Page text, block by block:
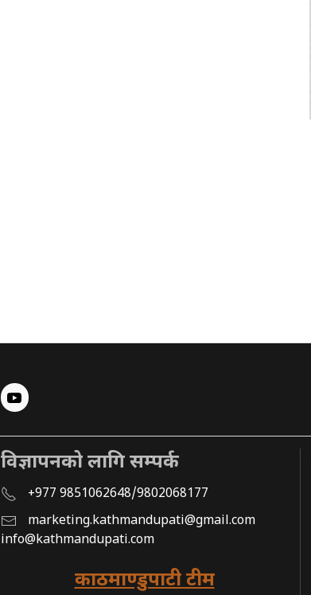
विज्ञापनको लागि सम्पर्क
+977 9851062648/9802068177
marketing.kathmandupati@gmail.com
info@kathmandupati.com
काठमाण्डुपाटी टीम